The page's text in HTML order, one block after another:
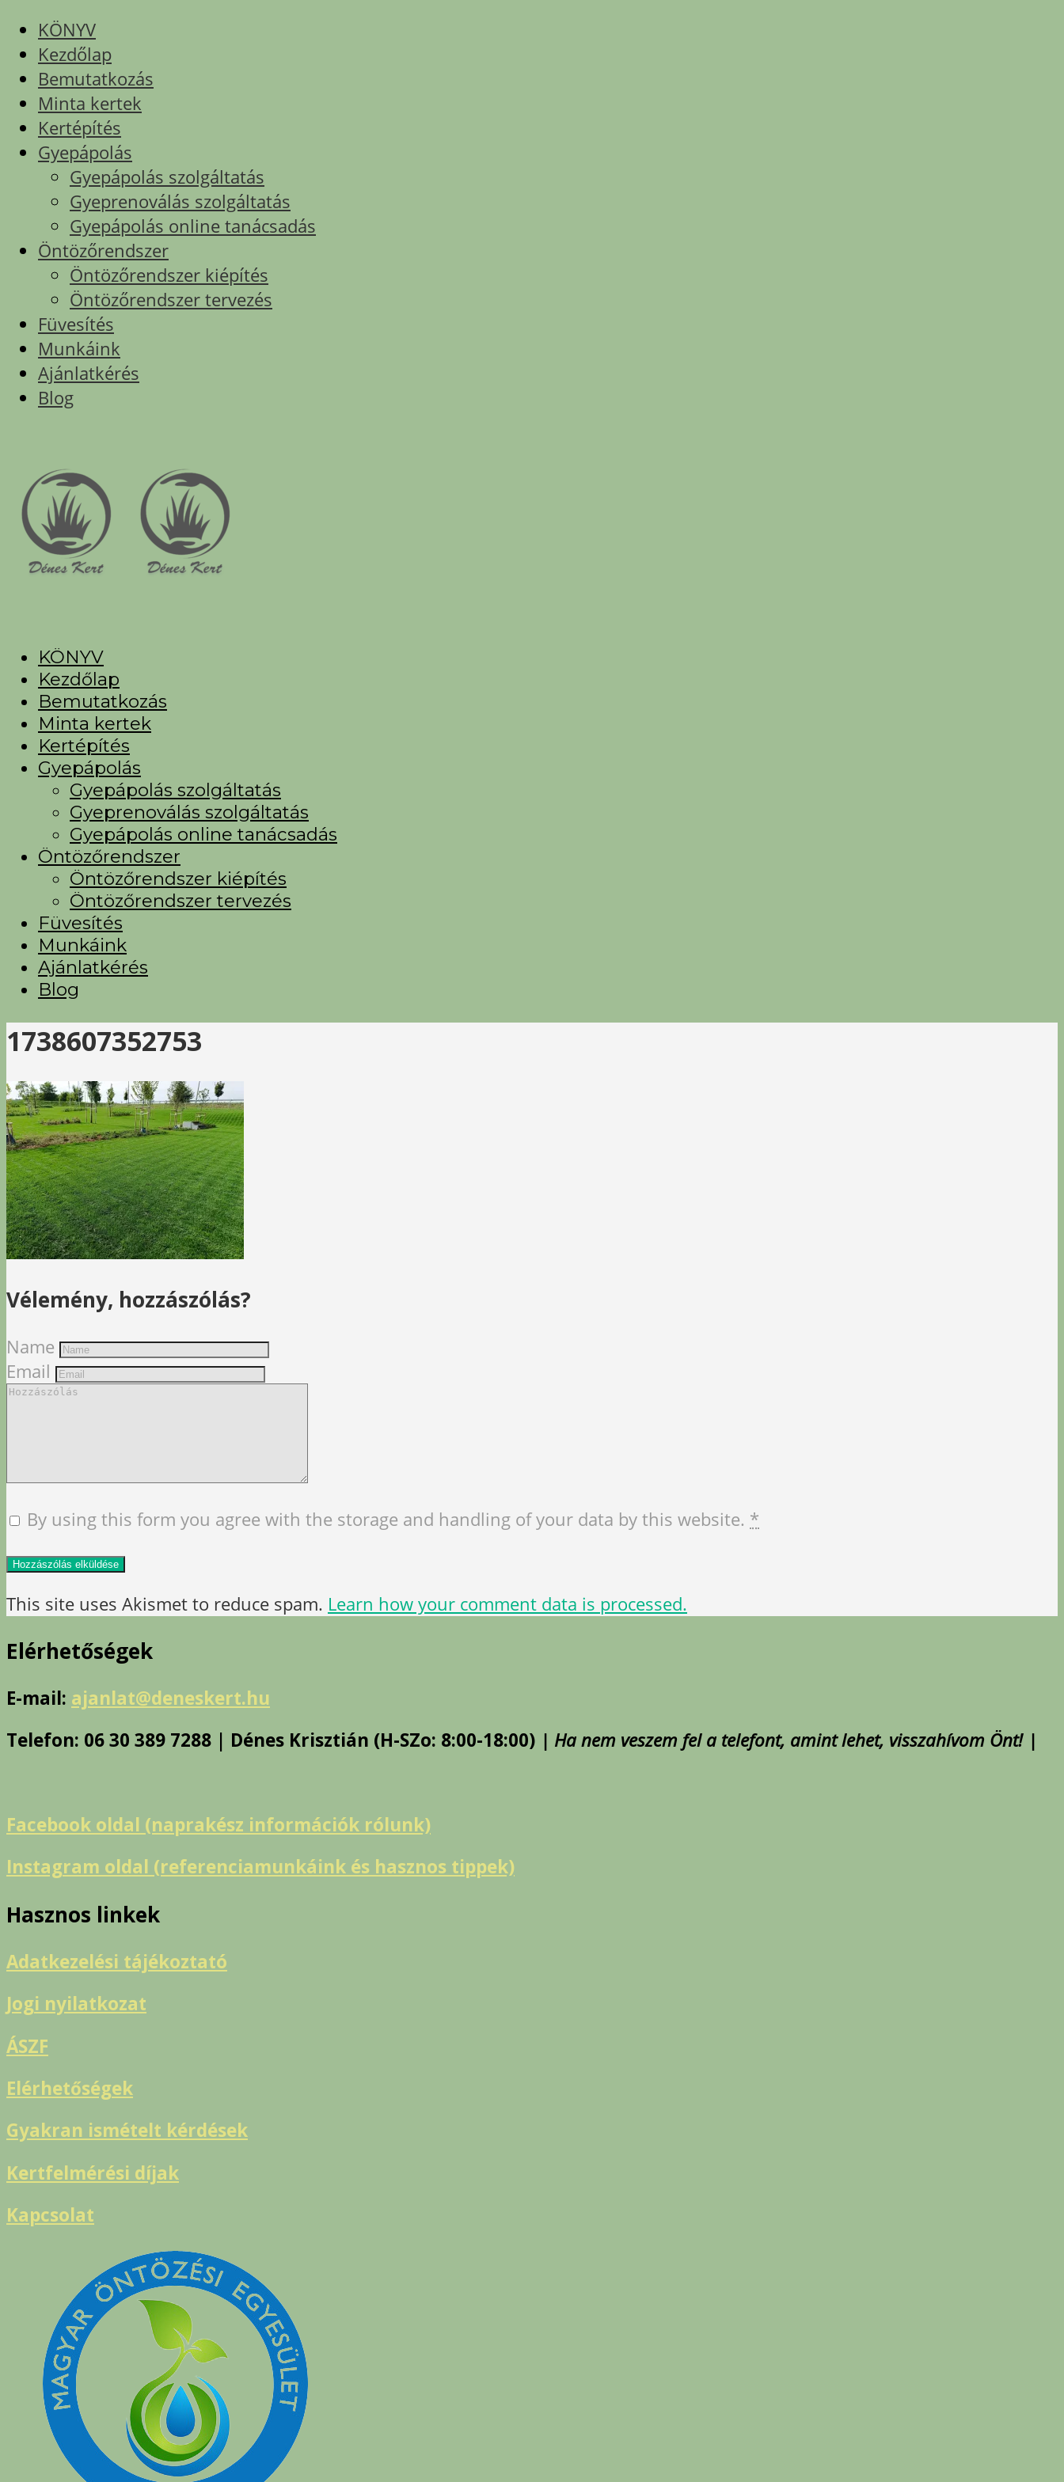
KÖNYV
Kezdőlap
Bemutatkozás
Minta kertek
Kertépítés
Gyepápolás
Gyepápolás szolgáltatás
Gyeprenoválás szolgáltatás
Gyepápolás online tanácsadás
Öntözőrendszer
Öntözőrendszer kiépítés
Öntözőrendszer tervezés
Füvesítés
Munkáink
Ajánlatkérés
Blog
KÖNYV
Kezdőlap
Bemutatkozás
Minta kertek
Kertépítés
Gyepápolás
Gyepápolás szolgáltatás
Gyeprenoválás szolgáltatás
Gyepápolás online tanácsadás
Öntözőrendszer
Öntözőrendszer kiépítés
Öntözőrendszer tervezés
Füvesítés
Munkáink
Ajánlatkérés
Blog
1738607352753
Vélemény, hozzászólás?
Name
Email
By using this form you agree with the storage and handling of your data by this website. *
This site uses Akismet to reduce spam. Learn how your comment data is processed.
Elérhetőségek
E-mail: ajanlat@deneskert.hu
Telefon: 06 30 389 7288 | Dénes Krisztián (H-SZo: 8:00-18:00) | Ha nem veszem fel a telefont, amint lehet, visszahívom Önt! |
Facebook oldal (naprakész információk rólunk)
Instagram oldal (referenciamunkáink és hasznos tippek)
Hasznos linkek
Adatkezelési tájékoztató
Jogi nyilatkozat
ÁSZF
Elérhetőségek
Gyakran ismételt kérdések
Kertfelmérési díjak
Kapcsolat